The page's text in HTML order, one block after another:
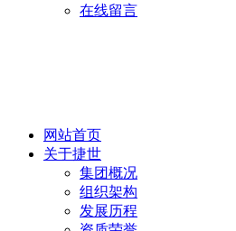
在线留言
网站首页
关于捷世
集团概况
组织架构
发展历程